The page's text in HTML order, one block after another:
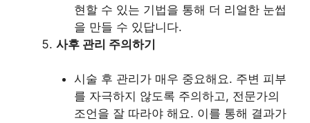
현할 수 있는 기법을 통해 더 리얼한 눈썹
을 만들 수 있답니다.
사후 관리 주의하기
시술 후 관리가 매우 중요해요. 주변 피부
를 자극하지 않도록 주의하고, 전문가의
조언을 잘 따라야 해요. 이를 통해 결과가